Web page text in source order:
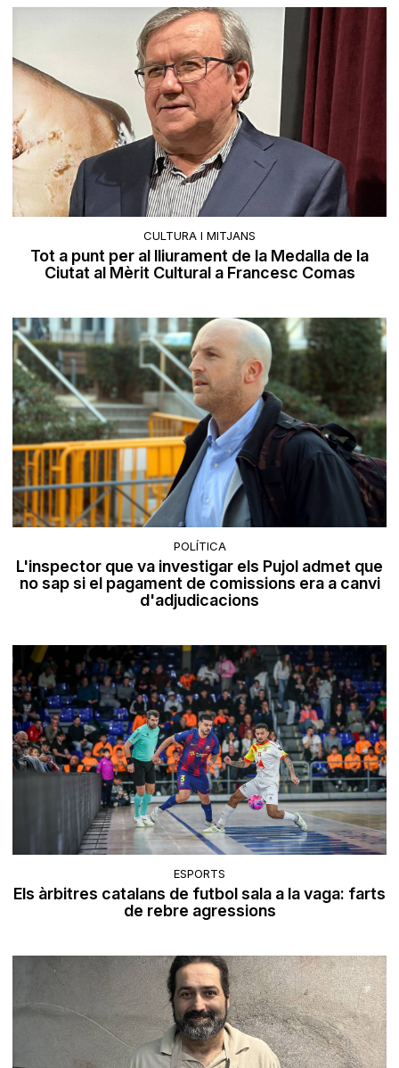
CULTURA I MITJANS
Tot a punt per al lliurament de la Medalla de la
Ciutat al Mèrit Cultural a Francesc Comas
POLÍTICA
L'inspector que va investigar els Pujol admet que
no sap si el pagament de comissions era a canvi
d'adjudicacions
ESPORTS
Els àrbitres catalans de futbol sala a la vaga: farts
de rebre agressions